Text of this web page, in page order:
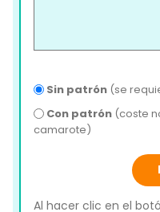
Sin patrón (se
Con patrón (coste
camarote)
Al hacer clic en el